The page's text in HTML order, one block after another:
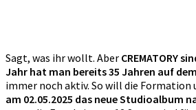
Sagt, was ihr wollt. Aber CREMATORY
Jahr hat man bereits 35 Jahren auf
immer noch aktiv. So will die Formation
am 02.05.2025 das neue Studioalbum